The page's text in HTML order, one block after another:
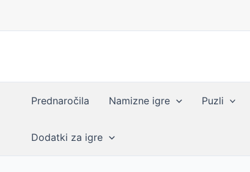
Prednaročila Namizne igre Puzli
Dodatki za igre